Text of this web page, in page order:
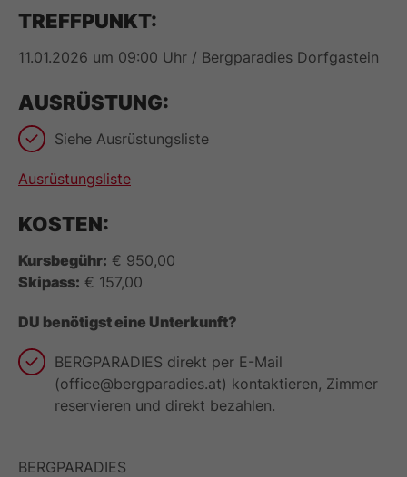
TREFFPUNKT:
11.01.2026 um 09:00 Uhr / Bergparadies Dorfgastein
AUSRÜSTUNG:
Siehe Ausrüstungsliste
Ausrüstungsliste
KOSTEN:
Kursbegühr: € 950,00
Skipass: € 157,00
DU benötigst eine Unterkunft?
BERGPARADIES direkt per E-Mail
(office@bergparadies.at) kontaktieren, Zimmer
reservieren und direkt bezahlen.
BERGPARADIES